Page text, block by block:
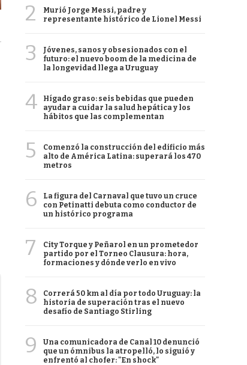
2
Murió Jorge Messi, padre y
representante histórico de Lionel Messi
3
Jóvenes, sanos y obsesionados con el
futuro: el nuevo boom de la medicina de
la longevidad llega a Uruguay
4
Hígado graso: seis bebidas que pueden
ayudar a cuidar la salud hepática y los
hábitos que las complementan
5
Comenzó la construcción del edificio más
alto de América Latina: superará los 470
metros
6
La figura del Carnaval que tuvo un cruce
con Petinatti debuta como conductor de
un histórico programa
7
City Torque y Peñarol en un prometedor
partido por el Torneo Clausura: hora,
formaciones y dónde verlo en vivo
8
Correrá 50 km al día por todo Uruguay: la
historia de superación tras el nuevo
desafío de Santiago Stirling
9
Una comunicadora de Canal 10 denunció
que un ómnibus la atropelló, lo siguió y
enfrentó al chofer: "En shock"